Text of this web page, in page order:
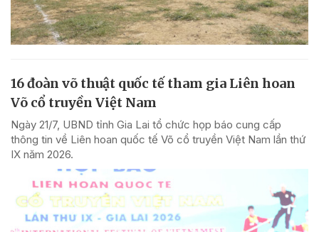
16 đoàn võ thuật quốc tế tham gia Liên hoan
Võ cổ truyền Việt Nam
Ngày 21/7, UBND tỉnh Gia Lai tổ chức họp báo cung cấp
thông tin về Liên hoan quốc tế Võ cổ truyền Việt Nam lần thứ
IX năm 2026.